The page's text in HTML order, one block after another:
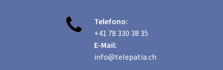

Telefono:
+41 78 330 38 35
E-Mail:
info@telepatia.ch